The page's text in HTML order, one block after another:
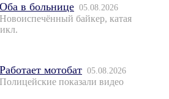
Оба в больнице 05.08.2026
Новоиспечённый байкер, катая
Работает мотобат 05.08.2026
Полицейские показали видео